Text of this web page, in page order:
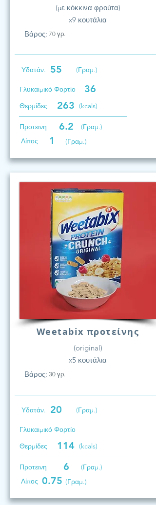
(με κόκκινα φρούτα)
x9 κουτάλια
Βάρος: 70 γρ.
Υδατάν. 55 (Γραμ.)
Γλυκαιμικό Φορτίο 36
Θερμίδες 263 (kcals)
Προτεινη 6.2
(Γραμ.)
Λίπος
1 (Γραμ.)
Weetabix προτείνης
(original)
x5 κουτάλια
Βάρος: 30 γρ.
Υδατάν. 20 (Γραμ.)
Γλυκαιμικό Φορτίο
Θερμίδες
114 (kcals)
Προτεινη 6
(Γραμ.)
Λίπος 0.75 (Γραμ.)